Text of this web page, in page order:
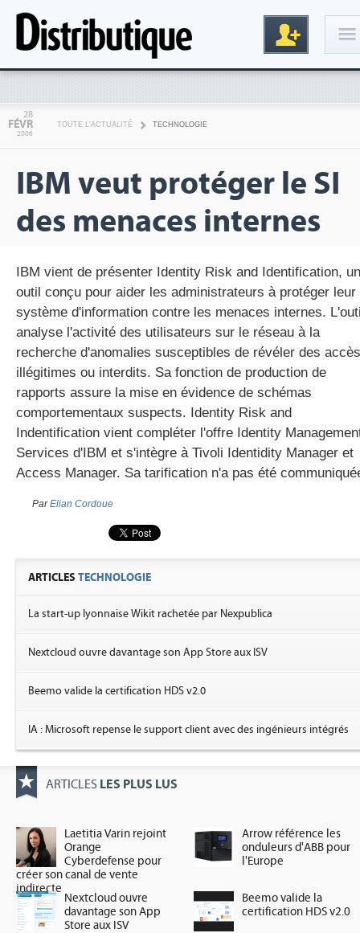
gratuite
28
FÉVR
2006
TOUTE L'ACTUALITÉ TECHNOLOGIE
IBM veut protéger le SI
des menaces internes
IBM vient de présenter Identity Risk and Identification, un
outil conçu pour aider les administrateurs à protéger leur
système d'information contre les menaces internes.
analyse l'activité des utilisateurs sur le réseau à la
recherche d'anomalies susceptibles de révéler des accès
illégitimes ou interdits. Sa fonction de production de
rapports assure la mise en évidence de schémas
comportementaux suspects. Identity Risk and
Indentification vient compléter l'offre Identity
Services d'IBM et s'intègre à Tivoli Identidity Manager et
Access Manager. Sa tarification n'a pas été
ParElian Cordoue
ARTICLES TECHNOLOGIE
La start-up lyonnaise Wikit rachetée par Nexpublica
Nextcloud ouvre davantage son App Store aux ISV
Beemo valide la certification HDS v2.0
IA : Microsoft repense le support client avec des ingénieurs intégrés
ARTICLES LES PLUS LUS
Laetitia Varin rejoint
Orange
Cyberdefense pour
créer son canal de vente
indirecte
Arrow référence les
onduleurs d'ABB pour
l'Europe
Nextcloud ouvre
davantage son App
Store aux ISV
Beemo valide la
certification HDS v2.0